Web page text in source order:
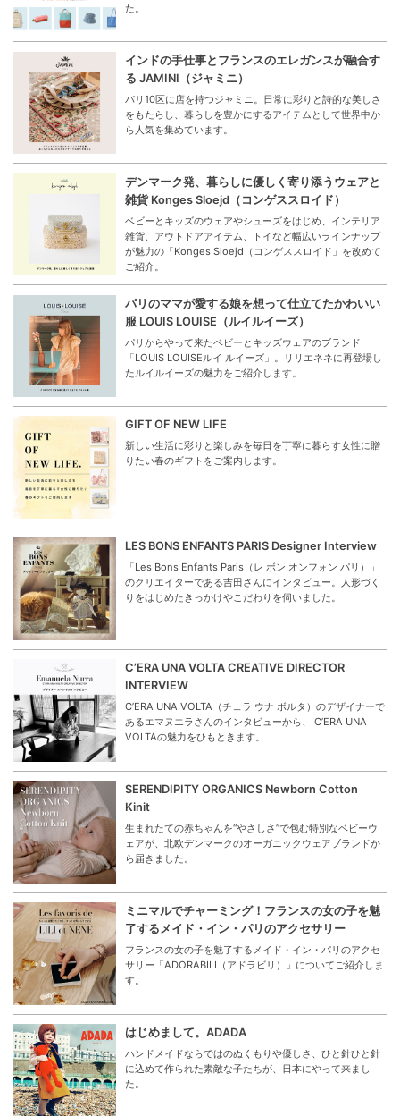
た。
インドの手仕事とフランスのエレガンスが融合す
る JAMINI（ジャミニ）
パリ10区に店を持つジャミニ。日常に彩りと詩的な美しさ
をもたらし、暮らしを豊かにするアイテムとして世界中か
ら人気を集めています。
デンマーク発、暮らしに優しく寄り添うウェアと
雑貨 Konges Sloejd（コンゲススロイド）
ベビーとキッズのウェアやシューズをはじめ、インテリア
雑貨、アウトドアアイテム、トイなど幅広いラインナップ
が魅力の「Konges Sloejd（コンゲススロイド」を改めて
ご紹介。
パリのママが愛する娘を想って仕立てたかわいい
服 LOUIS LOUISE（ルイルイーズ）
パリからやって来たベビーとキッズウェアのブランド
「LOUIS LOUISEルイ ルイーズ」。リリエネネに再登場し
たルイルイーズの魅力をご紹介します。
GIFT OF NEW LIFE
新しい生活に彩りと楽しみを毎日を丁寧に暮らす女性に贈
りたい春のギフトをご案内します。
LES BONS ENFANTS PARIS Designer Interview
「Les Bons Enfants Paris（レ ボン オンフォン パリ）」
のクリエイターである吉田さんにインタビュー。人形づく
りをはじめたきっかけやこだわりを伺いました。
C’ERA UNA VOLTA CREATIVE DIRECTOR
INTERVIEW
C’ERA UNA VOLTA（チェラ ウナ ボルタ）のデザイナーで
あるエマヌエラさんのインタビューから、 C’ERA UNA
VOLTAの魅力をひもときます。
SERENDIPITY ORGANICS Newborn Cotton
Kinit
生まれたての赤ちゃんを“やさしさ”で包む特別なベビーウ
ェアが、北欧デンマークのオーガニックウェアブランドか
ら届きました。
ミニマルでチャーミング！フランスの女の子を魅
了するメイド・イン・パリのアクセサリー
フランスの女の子を魅了するメイド・イン・パリのアクセ
サリー「ADORABILI（アドラビリ）」についてご紹介しま
す。
はじめまして。ADADA
ハンドメイドならではのぬくもりや優しさ、ひと針ひと針
に込めて作られた素敵な子たちが、日本にやって来まし
た。